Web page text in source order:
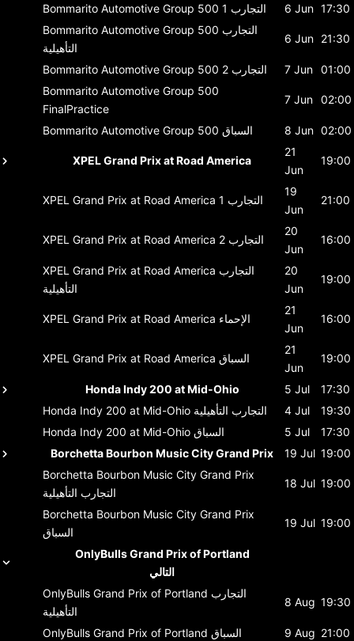
Bommarito Automotive Group 500
التجارب 1 6 Jun 17:30
Bommarito Automotive Group 500 التجارب
التأهيلية
6 Jun 21:30
Bommarito Automotive Group 500 التجارب 2 7 Jun 01:00
Bommarito Automotive Group 500
FinalPractice
7 Jun 02:00
Bommarito Automotive Group 500 السباق 8 Jun 02:00
XPEL Grand Prix at Road America
21
Jun
19:00
XPEL Grand Prix at Road America التجارب 1
19
Jun
21:00
XPEL Grand Prix at Road America التجارب 2
20
Jun
16:00
XPEL Grand Prix at Road America التجارب
التأهيلية
20
Jun
19:00
XPEL Grand Prix at Road America الإحماء
21
Jun
16:00
XPEL Grand Prix at Road America السباق
21
Jun
19:00
Honda Indy 200 at Mid-Ohio 5 Jul
17:30
Honda Indy 200 at Mid-Ohio التجارب التأهيلية 4 Jul
19:30
Honda Indy 200 at Mid-Ohio السباق 5 Jul
17:30
Borchetta Bourbon Music City Grand Prix
19 Jul 19:00
Borchetta Bourbon Music City Grand Prix
التجارب التأهيلية
18 Jul 19:00
Borchetta Bourbon Music City Grand Prix
السباق
19 Jul 19:00
OnlyBulls Grand Prix of Portland
التالي
OnlyBulls Grand Prix of Portland التجارب
التأهيلية
8 Aug 19:30
OnlyBulls Grand Prix of Portland السباق 9 Aug 21:00